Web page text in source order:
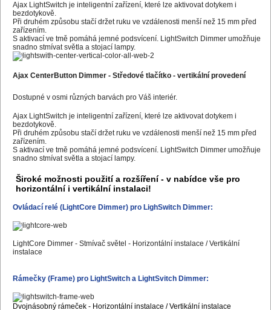
Ajax LightSwitch je inteligentní zařízení, které lze aktivovat dotykem i
bezdotykově.
Při druhém způsobu stačí držet ruku ve vzdálenosti menší než 15 mm před
zařízením.
S aktivací ve tmě pomáhá jemné podsvícení. LightSwitch Dimmer umožňuje
snadno stmívat světla a stojací lampy.
Ajax CenterButton Dimmer - Středové tlačítko - vertikální provedení
Dostupné v osmi různých barvách pro Váš interiér.
Ajax LightSwitch je inteligentní zařízení, které lze aktivovat dotykem i
bezdotykově.
Při druhém způsobu stačí držet ruku ve vzdálenosti menší než 15 mm před
zařízením.
S aktivací ve tmě pomáhá jemné podsvícení. LightSwitch Dimmer umožňuje
snadno stmívat světla a stojací lampy.
Široké možnosti použití a rozšíření - v nabídce vše pro
horizontální i vertikální instalaci!
Ovládací relé (LightCore Dimmer) pro LighSwitch Dimmer:
LightCore Dimmer - Stmívač světel - Horizontální instalace / Vertikální
instalace
Rámečky (Frame) pro LightSwitch a LightSvitch Dimmer:
Dvojnásobný rámeček - Horizontální instalace / Vertikální instalace